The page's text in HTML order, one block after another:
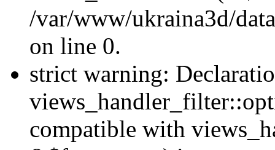
/var/www/ukraina3d/
on line 0.
strict warning:
compatible with